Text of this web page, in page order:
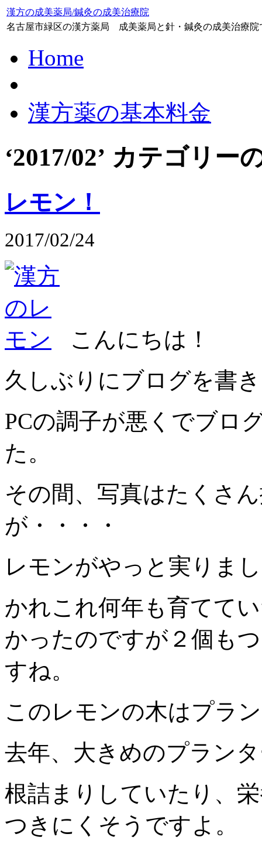
漢方の成美薬局/鍼灸の成美治療院
名古屋市緑区の漢方薬局 成美薬局と針・鍼灸の成美治療院
Home
漢方薬の基本料金
‘2017/02’ カテゴリー
レモン！
2017/02/24
こんにちは！
久しぶりにブログを書
PCの調子が悪くでブロ
た。
その間、写真はたくさ
が・・・・
レモンがやっと実りま
かれこれ何年も育てて
かったのですが２個も
すね。
このレモンの木はプラ
去年、大きめのプラン
根詰まりしていたり、
つきにくそうですよ。